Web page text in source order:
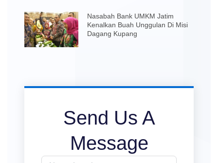
Nasabah Bank UMKM Jatim
Kenalkan Buah Unggulan Di Misi
Dagang Kupang
Send Us A
Message